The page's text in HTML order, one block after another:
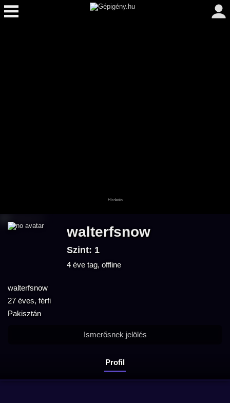
walterfsnow
Szint: 1
4 éve tag, offline
walterfsnow
27 éves, férfi
Pakisztán
Profil
Ismerősnek jelölés